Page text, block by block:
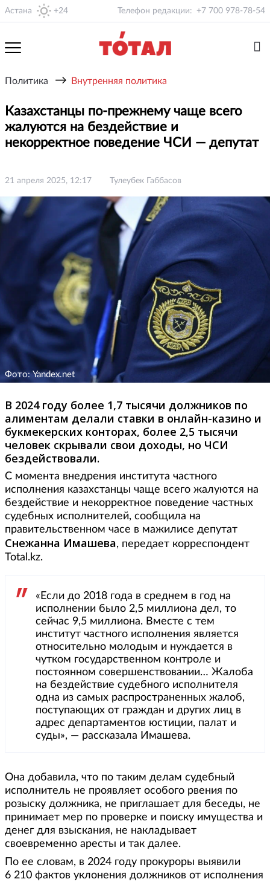
Астана +24 Телефон редакции: +7 700 978-78-54
Политика → Внутренняя политика
Казахстанцы по-прежнему чаще всего
жалуются на бездействие и
некорректное поведение ЧСИ — депутат
21 апреля 2025, 12:17 Тулеубек Габбасов
Фото: Yandex.net
В 2024 году более 1,7 тысячи должников по
алиментам делали ставки в онлайн-казино и
букмекерских конторах, более 2,5 тысячи
человек скрывали свои доходы, но ЧСИ
бездействовали.
С момента внедрения института частного
исполнения казахстанцы чаще всего жалуются на
бездействие и некорректное поведение частных
судебных исполнителей, сообщила на
правительственном часе в мажилисе депутат
Снежанна Имашева, передает корреспондент
Total.kz.
«Если до 2018 года в среднем в год на
исполнении было 2,5 миллиона дел, то
сейчас 9,5 миллиона. Вместе с тем
институт частного исполнения является
относительно молодым и нуждается в
чутком государственном контроле и
постоянном совершенствовании… Жалоба
на бездействие судебного исполнителя
одна из самых распространенных жалоб,
поступающих от граждан и других лиц в
адрес департаментов юстиции, палат и
суды», — рассказала Имашева.
Она добавила, что по таким делам судебный
исполнитель не проявляет особого рвения по
розыску должника, не приглашает для беседы, не
принимает мер по проверке и поиску имущества и
денег для взыскания, не накладывает
своевременно аресты и так далее.
По ее словам, в 2024 году прокуроры выявили
6 210 фактов уклонения должников от исполнения